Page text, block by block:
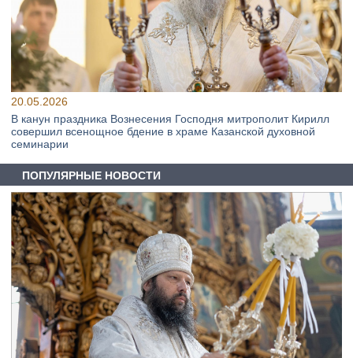
20.05.2026
В канун праздника Вознесения Господня митрополит Кирилл
совершил всенощное бдение в храме Казанской духовной
семинарии
ПОПУЛЯРНЫЕ НОВОСТИ